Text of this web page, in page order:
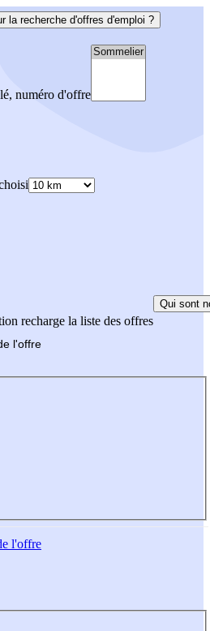
la recherche d'offres d'emploi ?
numéro d'offre
recharge la liste des offres
Qui sont
l'offre
l'offre